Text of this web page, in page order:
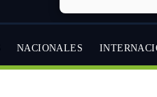
NACIONALES